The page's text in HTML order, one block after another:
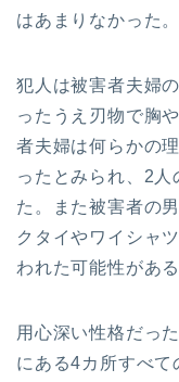
はあまりなかった。
犯人は被害者夫婦
ったうえ刃物で胸
者夫婦は何らかの
ったとみられ、2
た。また被害者の
クタイやワイシャ
われた可能性がある
用心深い性格だっ
にある4カ所すべて